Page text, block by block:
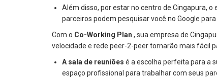
Além disso, por estar no centro de Cingapura,
parceiros podem pesquisar você no Google
Com o Co-Working Plan , sua empresa de
velocidade e rede peer-2-peer tornarão mais fácil
A sala de reuniões é a escolha perfeita para a
espaço profissional para trabalhar com seus